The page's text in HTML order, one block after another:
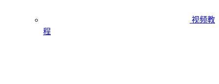
视频教
程